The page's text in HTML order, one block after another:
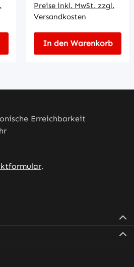
Preise inkl. MwSt. zzgl.
Versandkosten
In den Warenkorb
Erreichbarkeit
.
– öffnet in neuem Tab